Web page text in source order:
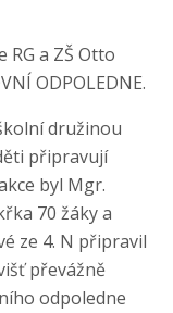
RG a ZŠ Otto
ODPOLEDNE.
družinou
připravují
byl Mgr.
70 žáky a
ze 4. N připravil
převážně
odpoledne